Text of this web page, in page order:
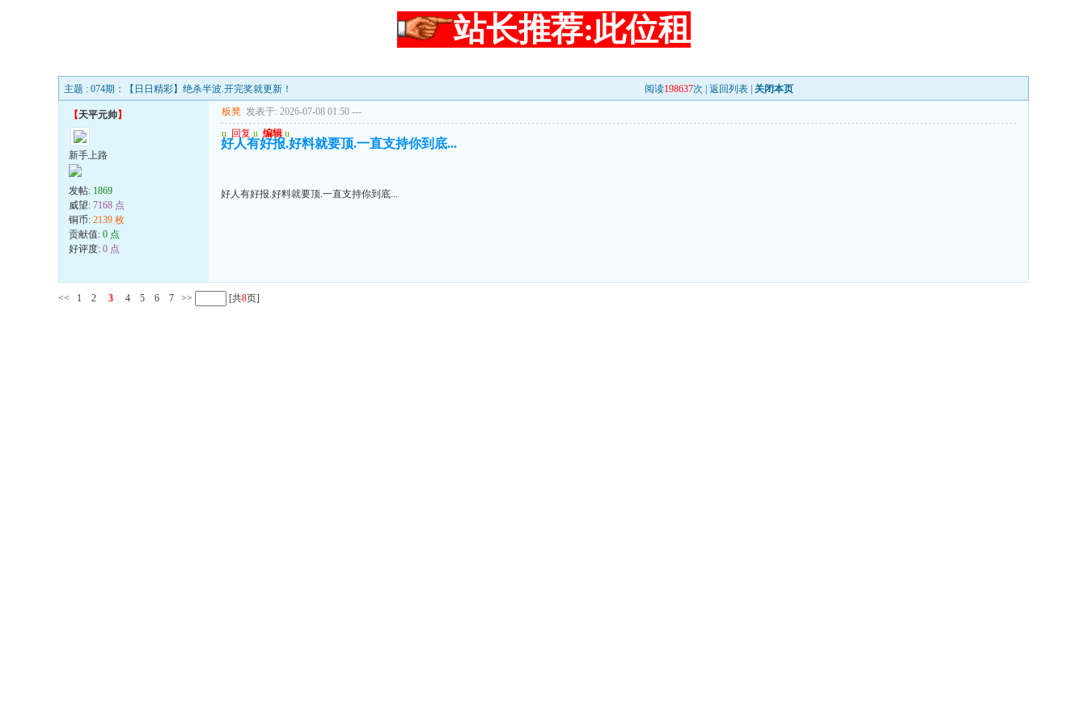
站长推荐:此位租
主题 : 074期：【日日精彩】绝杀半波.开完奖就更新！ 阅读198637次 | 返回列表 关闭本页
【天平元帅】
新手上路
发帖: 1869
威望: 7168 点
铜币: 2139 枚
贡献值: 0 点
好评度: 0 点
板凳 发表于: 2026-07-08 01:50 ---
u 回复 u 编辑 u
好人有好报.好料就要顶.一直支持你到底...
好人有好报.好料就要顶.一直支持你到底...
<< 1 2 3 4 5 6 7 >> [共8页]